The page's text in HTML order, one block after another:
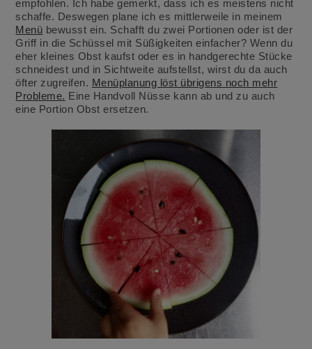
empfohlen. Ich habe gemerkt, dass ich es meistens nicht
schaffe. Deswegen plane ich es mittlerweile in meinem
Menü bewusst ein. Schafft du zwei Portionen oder ist der
Griff in die Schüssel mit Süßigkeiten einfacher? Wenn du
eher kleines Obst kaufst oder es in handgerechte Stücke
schneidest und in Sichtweite aufstellst, wirst du da auch
öfter zugreifen. Menüplanung löst übrigens noch mehr
Probleme. Eine Handvoll Nüsse kann ab und zu auch
eine Portion Obst ersetzen.